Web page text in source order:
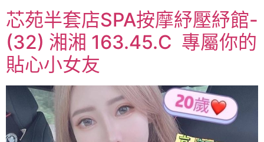
芯苑半套店SPA按摩紓壓紓館-
(32) 湘湘 163.45.C ️ 專屬你的
貼心小女友